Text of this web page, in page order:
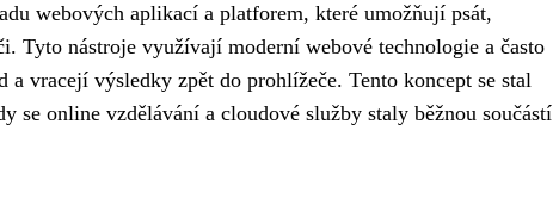
webových aplikací a platforem, které umožňují psát,
Tyto nástroje využívají moderní webové technologie a často
vracejí výsledky zpět do prohlížeče. Tento koncept se stal
se online vzdělávání a cloudové služby staly běžnou součástí